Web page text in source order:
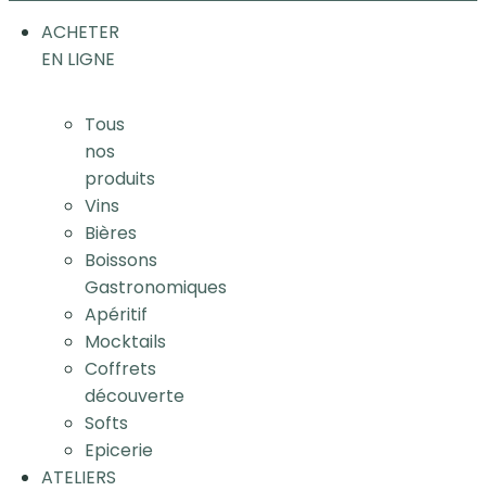
ACHETER
EN LIGNE
Tous
nos
produits
Vins
Bières
Boissons
Gastronomiques
Apéritif
Mocktails
Coffrets
découverte
Softs
Epicerie
ATELIERS